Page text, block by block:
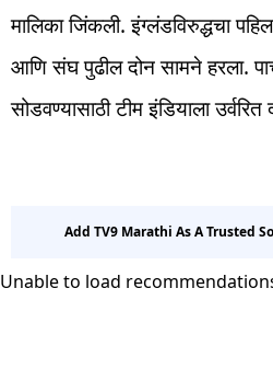
मालिका जिंकली. इंग्लंडविरुद्धचा
आणि संघ पुढील दोन सामने हरला.
सोडवण्यासाठी टीम इंडियाला
Add TV9 Marathi As A Trusted
Unable to load